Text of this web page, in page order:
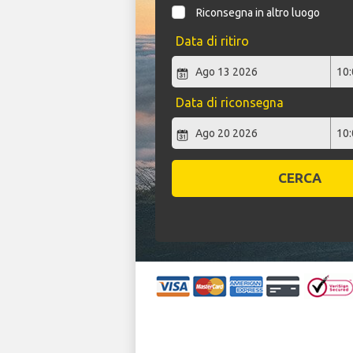
Riconsegna in altro luogo
Data di ritiro
Data di riconsegna
CERCA